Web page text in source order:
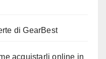
di GearBest
acquistarli online in